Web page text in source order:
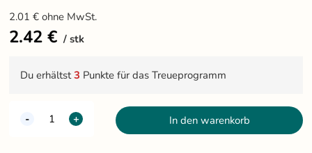
2.01 €ohne MwSt.
2.42 € stk
Du erhältst3 Punkte für das Treueprogramm